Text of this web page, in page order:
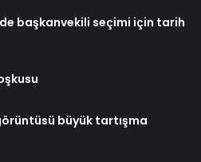
başkanvekili seçimi için tarih
büyük tartışma